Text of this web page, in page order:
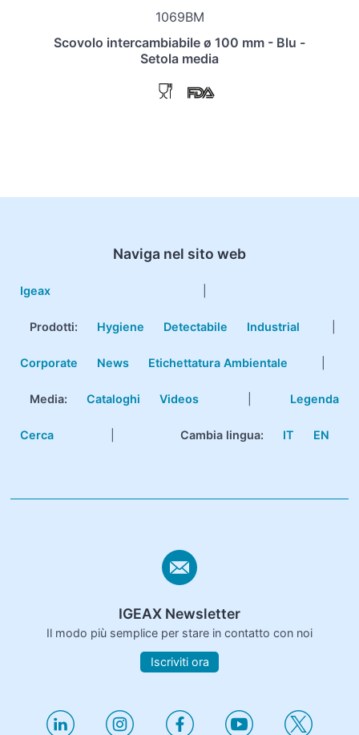
1069BM
Scovolo intercambiabile ø 100 mm - Blu -
Setola media
Naviga nel sito web
Igeax
Prodotti: Hygiene Detectabile Industrial
Corporate News Etichettatura Ambientale
Media: Cataloghi Videos Legenda
Cerca Cambia lingua: IT EN
IGEAX Newsletter
Il modo più semplice per stare in contatto con noi
Iscriviti ora